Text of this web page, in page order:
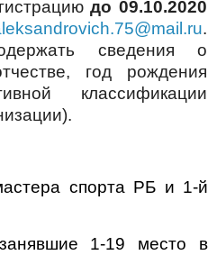
до 09.10.2020
.75@mail .ru.
сведения о
год рождения
классификации
спорта РБ и 1-й
1-19 место в